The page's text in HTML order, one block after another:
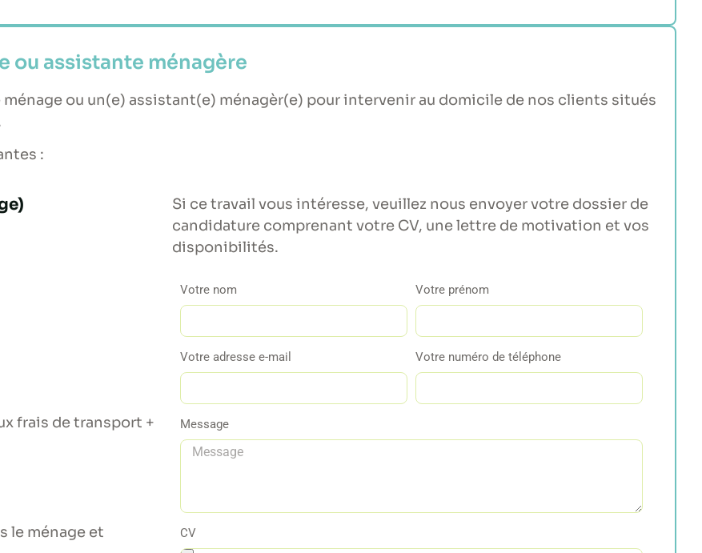
ou assistante ménagère
ou un(e) assistant(e) ménagèr(e) pour intervenir au domicile de nos clients situés
:
frais de transport +
le ménage et
Si ce travail vous intéresse, veuillez nous envoyer votre dossier de
candidature comprenant votre CV, une lettre de motivation et vos
disponibilités.
Votre nom Votre prénom
Votre adresse e-mail Votre numéro de téléphone
Message
CV